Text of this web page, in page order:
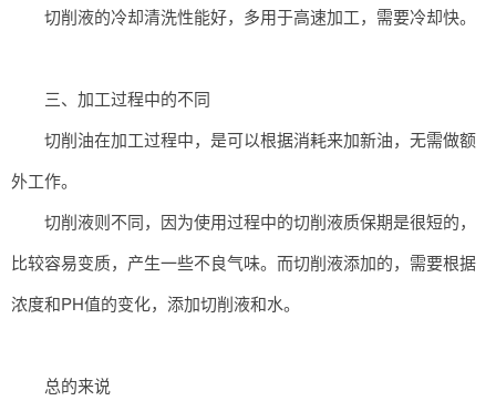
切削液的冷却清洗性能好，多用于高速加工，需要冷却快。
三、加工过程中的不同
切削油在加工过程中，是可以根据消耗来加新油，无需做额
外工作。
切削液则不同，因为使用过程中的切削液质保期是很短的，
比较容易变质，产生一些不良气味。而切削液添加的，需要根据
浓度和PH值的变化，添加切削液和水。
总的来说